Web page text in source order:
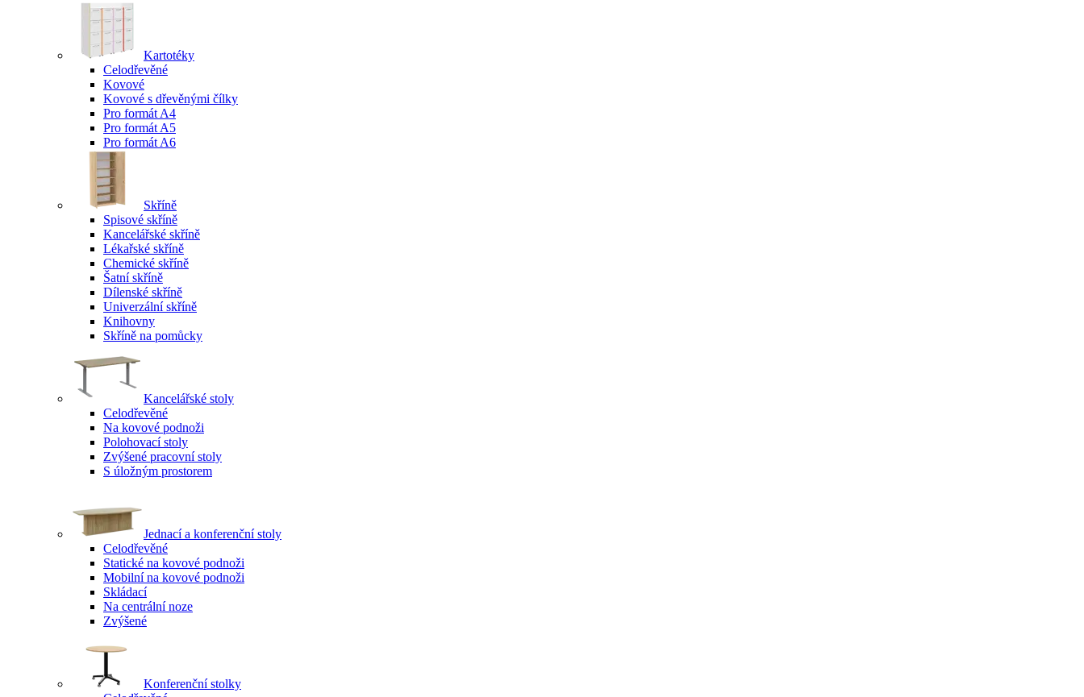
Kartotéky
Celodřevěné
Kovové
Kovové s dřevěnými čílky
Pro formát A4
Pro formát A5
Pro formát A6
Skříně
Spisové skříně
Kancelářské skříně
Lékařské skříně
Chemické skříně
Šatní skříně
Dílenské skříně
Univerzální skříně
Knihovny
Skříně na pomůcky
Kancelářské stoly
Celodřevěné
Na kovové podnoži
Polohovací stoly
Zvýšené pracovní stoly
S úložným prostorem
Jednací a konferenční stoly
Celodřevěné
Statické na kovové podnoži
Mobilní na kovové podnoži
Skládací
Na centrální noze
Zvýšené
Konferenční stolky